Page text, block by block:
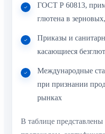
глютена в
касающиеся
при признании
рынках
протоколом,